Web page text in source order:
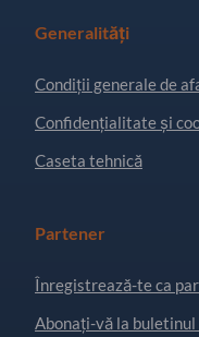
Generalități
Condiţii generale de
Confidențialitate și
Caseta tehnică
Partener
Înregistrează-te ca
Abonați-vă la